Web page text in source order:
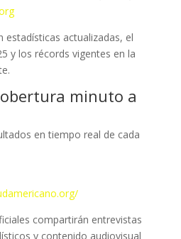
estadísticas actualizadas, el
y los récords vigentes en la
minuto a
en tiempo real de cada
compartirán entrevistas
y contenido audiovisual